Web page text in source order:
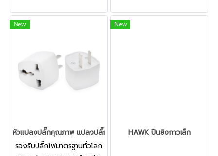
New
หัวแปลงปลั๊กคุณภาพ แปลงปลั๊กไฟทุกแบบเป็นหัวแบน สีขาว
รองรับปลั๊กไฟมาตรฐานทั่วโลก
New
HAWK ปืนยิงกาวเล็ก